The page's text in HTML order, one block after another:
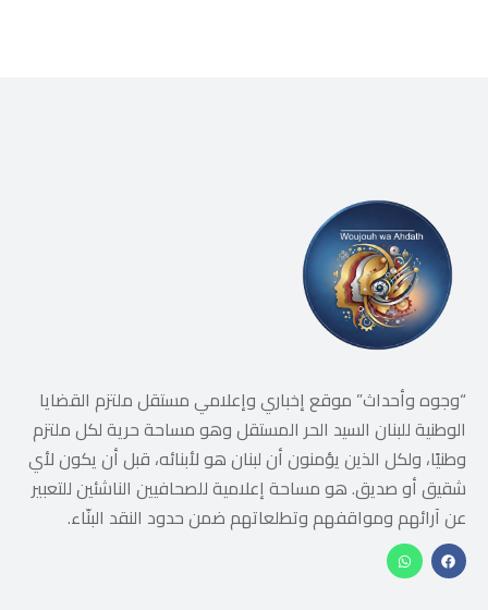
“وجوه وأحداث” موقع إخباري وإعلامي مستقل ملتزم القضايا
الوطنية للبنان السيد الحر المستقل وهو مساحة حرية لكل ملتزم
وطنيًا، ولكل الذين يؤمنون أن لبنان هو لأبنائه، قبل أن يكون لأي
شقيق أو صديق. هو مساحة إعلامية للصحافيين الناشئين للتعبير
عن آرائهم ومواقفهم وتطلعاتهم ضمن حدود النقد البنّاء.